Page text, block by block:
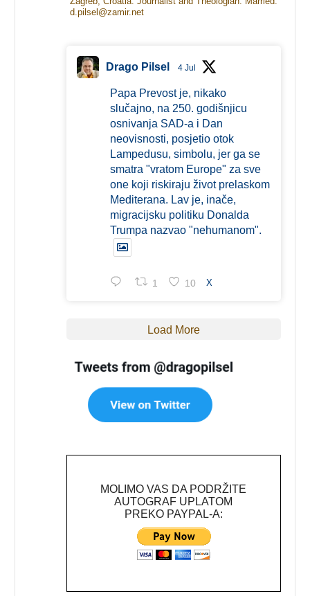
d.pilsel@zamir.net
Drago Pilsel 4 Jul
Papa Prevost je, nikako
slučajno, na 250. godišnjicu
osnivanja SAD-a i Dan
neovisnosti, posjetio otok
Lampedusu, simbolu, jer ga se
smatra "vratom Europe" za sve
one koji riskiraju život prelaskom
Mediterana. Lav je, inače,
migracijsku politiku Donalda
Trumpa nazvao "nehumanom".
1 10 X
Load More
MOLIMO VAS DA PODRŽITE
AUTOGRAF UPLATOM
PREKO PAYPAL-A: